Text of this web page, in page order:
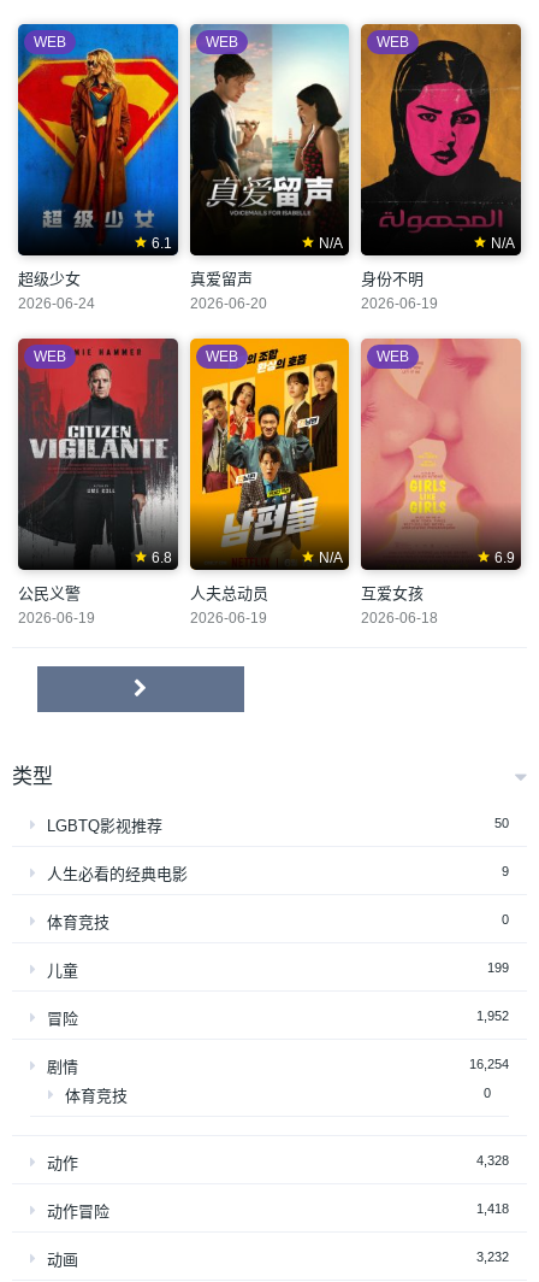
6.1
WEB
超级少女
2026-06-24
N/A
WEB
真爱留声
2026-06-20
N/A
WEB
身份不明
2026-06-19
6.8
WEB
公民义警
2026-06-19
N/A
WEB
人夫总动员
2026-06-19
6.9
WEB
互爱女孩
2026-06-18
类型
LGBTQ影视推荐 50
人生必看的经典电影 9
体育竞技 0
儿童 199
冒险 1,952
剧情 16,254
体育竞技 0
动作 4,328
动作冒险 1,418
动画 3,232